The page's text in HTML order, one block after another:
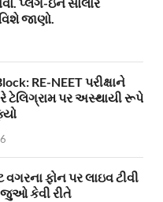
જાણો.
RE-NEET પરીક્ષાને
ટેલિગ્રામ પર અસ્થાયી રૂપે
ફોન પર લાઇવ ટીવી
કેવી રીતે